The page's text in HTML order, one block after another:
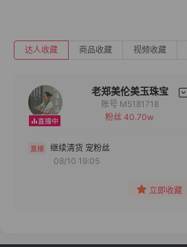
达人收藏 商品收藏 视频收藏
老郑美伦美玉珠宝
备注
账号 M5181718
粉丝 40.70w
继续清货 宠粉丝
08/10 19:05
立即收藏